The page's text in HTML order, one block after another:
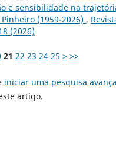
e sensibilidade na
(1959-2026) ,
(2026)
21 22 23 24 25 > >>
iniciar uma pesquisa
artigo.